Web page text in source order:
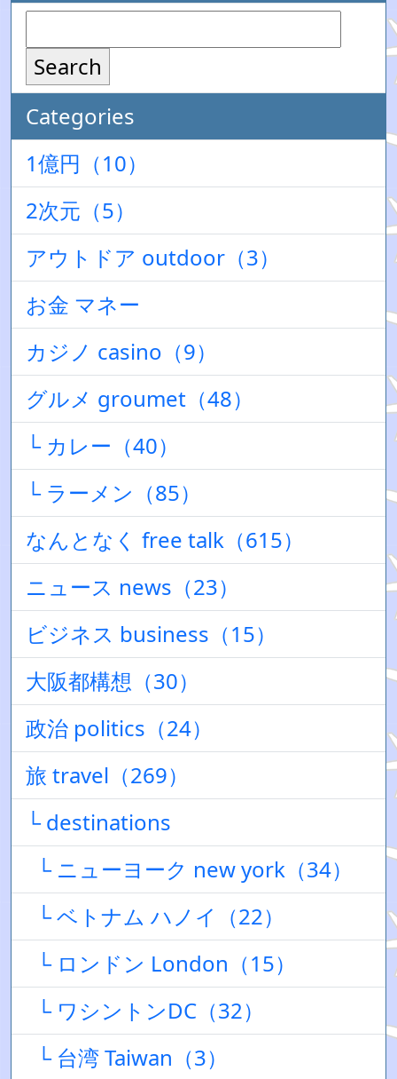
Search
Categories
1億円（10）
2次元（5）
アウトドア outdoor（3）
お金 マネー
カジノ casino（9）
グルメ groumet（48）
└ カレー（40）
└ ラーメン（85）
なんとなく free talk（615）
ニュース news（23）
ビジネス business（15）
大阪都構想（30）
政治 politics（24）
旅 travel（269）
└ destinations
└ ニューヨーク new york（34）
└ ベトナム ハノイ（22）
└ ロンドン London（15）
└ ワシントンDC（32）
└ 台湾 Taiwan（3）